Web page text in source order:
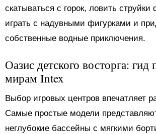
скатываться с горок, ловить струйки
играть с надувными фигурками и
собственные водные приключения.
Оазис детского восторга:
мирам Intex
Выбор игровых центров впечатляет
Самые простые модели
неглубокие бассейны с мягкими